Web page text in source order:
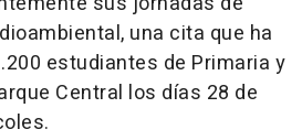
una cita que ha
estudiantes de Primaria y
Central los días 28 de